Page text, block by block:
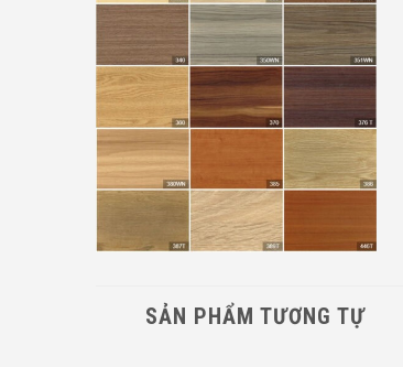
SẢN PHẨM TƯƠNG TỰ